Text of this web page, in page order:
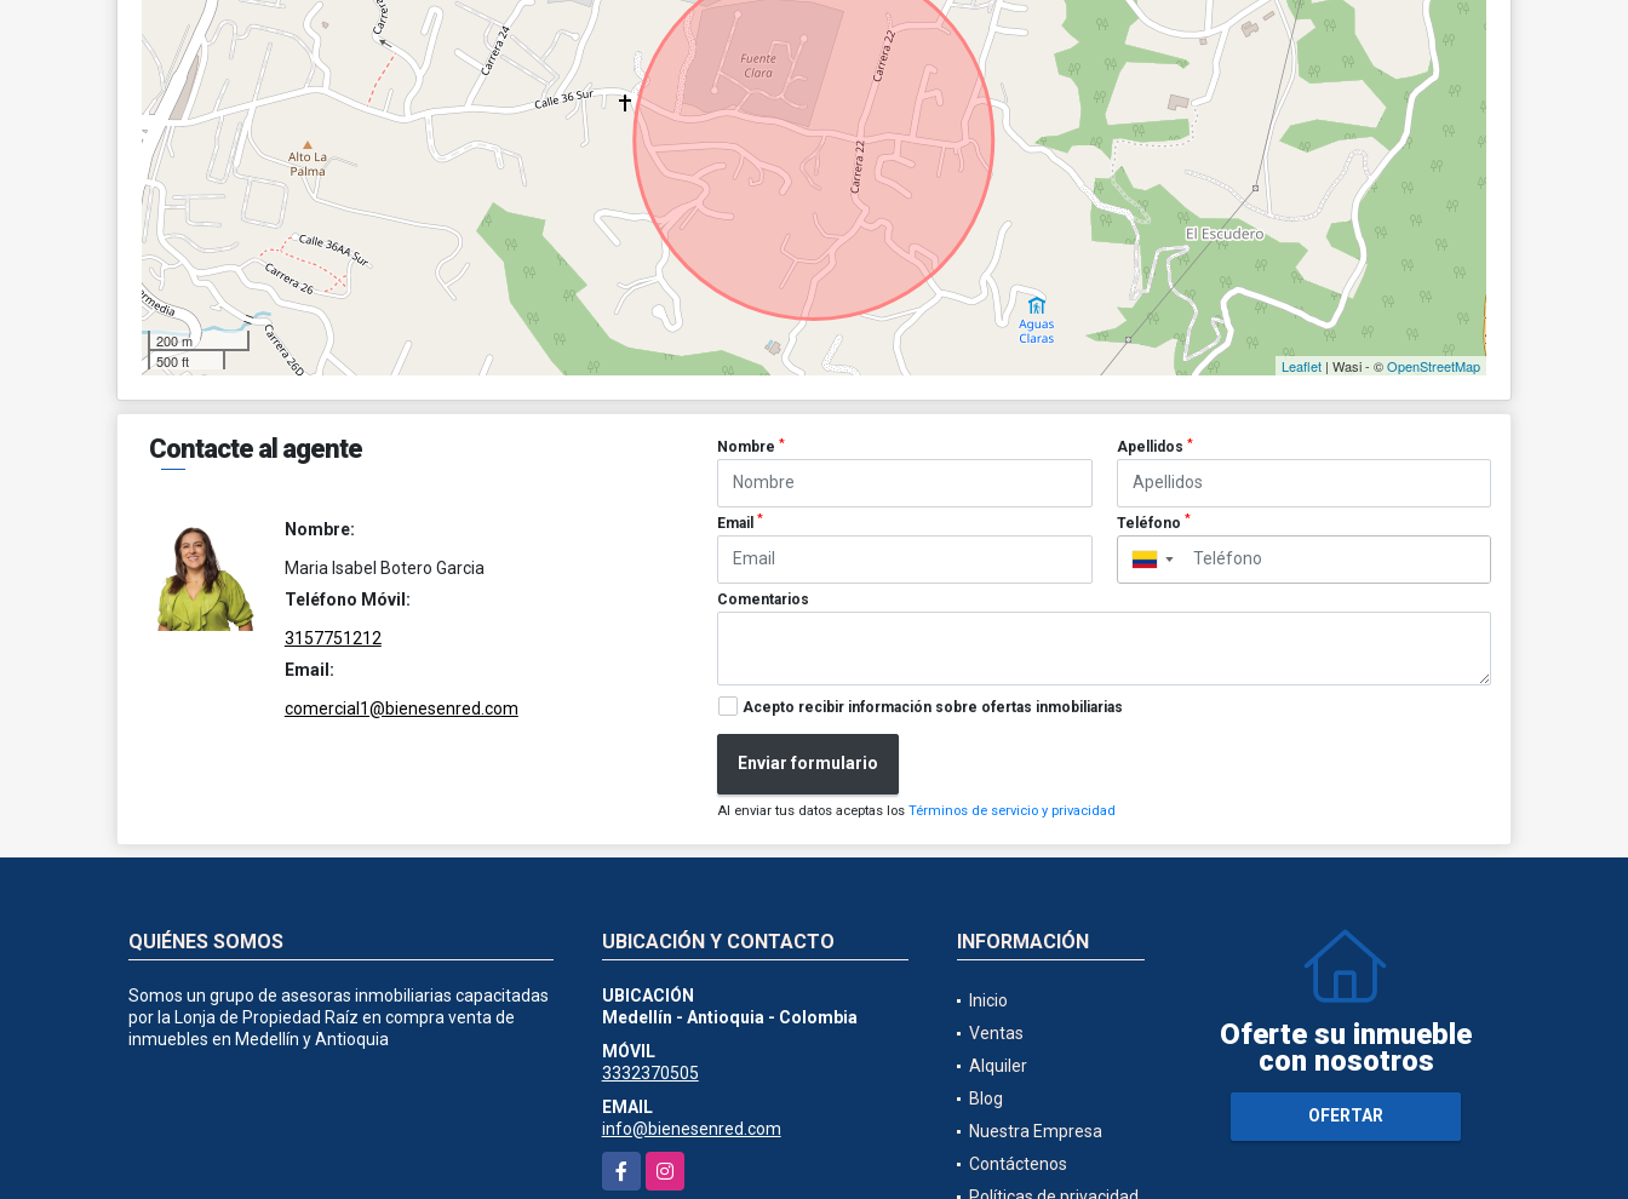
200 m
500 ft
Leaflet | Wasi - ©OpenStreetMap
Contacte al agente
Nombre:
Maria Isabel Botero Garcia
Teléfono Móvil:
3157751212
Email:
comercial1@bienesenred.com
Nombre* Apellidos *
Email* Teléfono *
▼
Comentarios
Acepto recibir información sobre ofertas inmobiliarias
Enviar formulario
Al enviar tus datos aceptas losTérminos de servicio y privacidad
QUIÉNES SOMOS
Somos un grupo de asesoras inmobiliarias capacitadas
por la Lonja de Propiedad Raíz en compra venta de
inmuebles en Medellín y Antioquia
UBICACIÓN Y CONTACTO
UBICACIÓN
Medellín - Antioquia - Colombia
MÓVIL
3332370505
EMAIL
info@bienesenred.com
FacebookInstagram
INFORMACIÓN
Inicio
Ventas
Alquiler
Blog
Nuestra Empresa
Contáctenos
Oferte su inmueble
con nosotros
OFERTAR